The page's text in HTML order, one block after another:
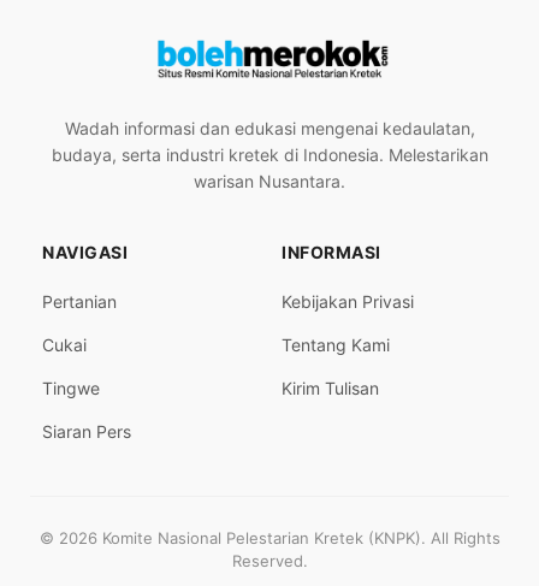
Wadah informasi dan edukasi mengenai kedaulatan,
budaya, serta industri kretek di Indonesia. Melestarikan
warisan Nusantara.
NAVIGASI
Pertanian
Cukai
Tingwe
Siaran Pers
INFORMASI
Kebijakan Privasi
Tentang Kami
Kirim Tulisan
© 2026 Komite Nasional Pelestarian Kretek (KNPK). All Rights
Reserved.